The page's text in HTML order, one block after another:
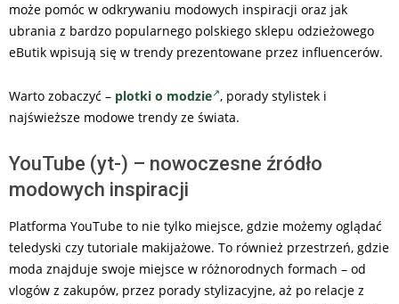
może pomóc w odkrywaniu modowych inspiracji oraz jak
ubrania z bardzo popularnego polskiego sklepu odzieżowego
eButik wpisują się w trendy prezentowane przez influencerów.
Warto zobaczyć – plotki o modzie , porady stylistek i
najświeższe modowe trendy ze świata.
YouTube (yt-) – nowoczesne źródło
modowych inspiracji
Platforma YouTube to nie tylko miejsce, gdzie możemy oglądać
teledyski czy tutoriale makijażowe. To również przestrzeń, gdzie
moda znajduje swoje miejsce w różnorodnych formach – od
vlogów z zakupów, przez porady stylizacyjne, aż po relacje z